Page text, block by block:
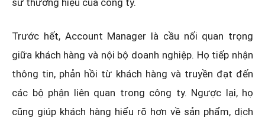
sứ thương hiệu của công ty.
Trước hết, Account Manager là cầu nối quan trọng
giữa khách hàng và nội bộ doanh nghiệp. Họ tiếp nhận
thông tin, phản hồi từ khách hàng và truyền đạt đến
các bộ phận liên quan trong công ty. Ngược lại, họ
cũng giúp khách hàng hiểu rõ hơn về sản phẩm, dịch